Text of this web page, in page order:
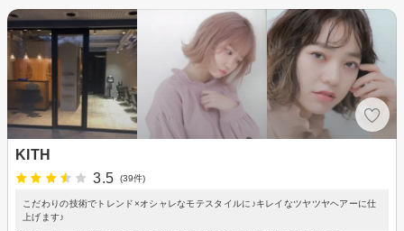
KITH
3.5
(39件)
こだわりの技術でトレンド×オシャレなモテスタイルに♪キレイなツヤツヤヘアーに仕
上げます♪